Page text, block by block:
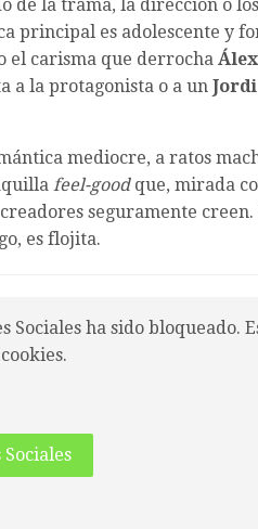
de la trama, la dirección o
principal es adolescente y
carisma que derrocha
a la protagonista o a un
mediocre, a ratos
feel-goodque, mirada
seguramente
es flojita.
Sociales ha sido bloqueado.